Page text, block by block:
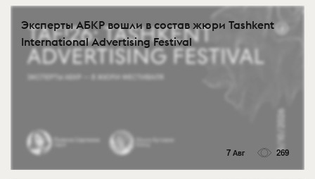
Эксперты АБКР вошли в состав жюри Tashkent
International Advertising Festival
7 Авг 269